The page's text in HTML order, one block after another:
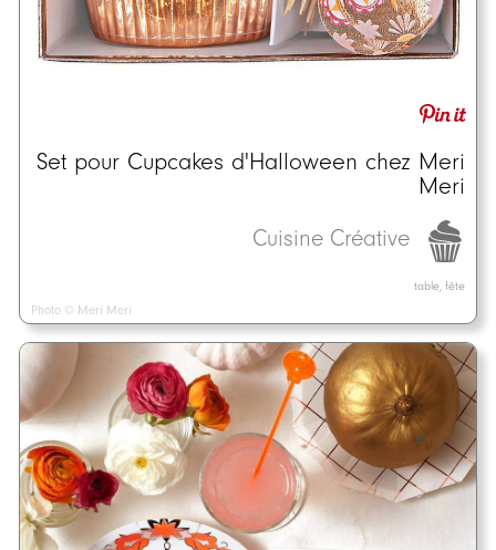
Set pour Cupcakes d'Halloween chez Meri
Meri
Cuisine Créative
table, fête
Photo © Meri Meri